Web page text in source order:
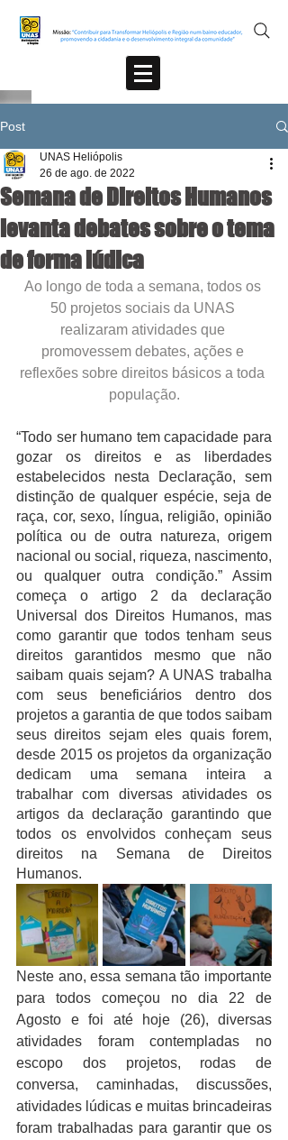
Post
Semana de Direitos Humanos
levanta debates sobre o tema
de forma lúdica
UNAS Heliópolis
26 de ago. de 2022
Ao longo de toda a semana, todos os
50 projetos sociais da UNAS
realizaram atividades que
promovessem debates, ações e
reflexões sobre direitos básicos a toda
população.
“Todo ser humano tem capacidade para
gozar os direitos e as liberdades
estabelecidos nesta Declaração, sem
distinção de qualquer espécie, seja de
raça, cor, sexo, língua, religião, opinião
política ou de outra natureza, origem
nacional ou social, riqueza, nascimento,
ou qualquer outra condição.” Assim
começa o artigo 2 da declaração
Universal dos Direitos Humanos, mas
como garantir que todos tenham seus
direitos garantidos mesmo que não
saibam quais sejam? A UNAS trabalha
com seus beneficiários dentro dos
projetos a garantia de que todos saibam
seus direitos sejam eles quais forem,
desde 2015 os projetos da organização
dedicam uma semana inteira a
trabalhar com diversas atividades os
artigos da declaração garantindo que
todos os envolvidos conheçam seus
direitos na Semana de Direitos
Humanos.
Neste ano, essa semana tão importante
para todos começou no dia 22 de
Agosto e foi até hoje (26), diversas
atividades foram contempladas no
escopo dos projetos, rodas de
conversa, caminhadas, discussões,
atividades lúdicas e muitas brincadeiras
foram trabalhadas para garantir que os